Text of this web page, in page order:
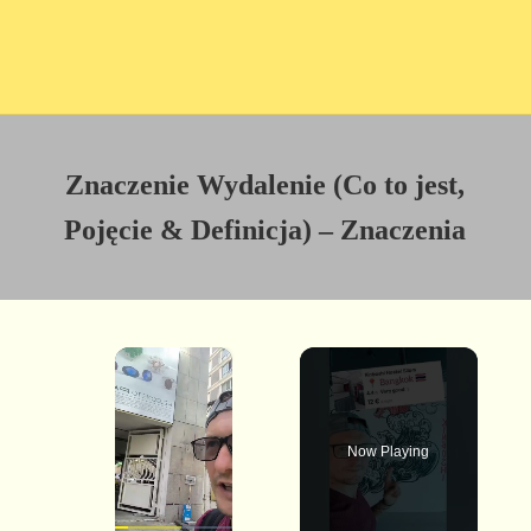
Znaczenie Wydalenie (Co to jest,
Pojęcie & Definicja) – Znaczenia
×
Now Playing